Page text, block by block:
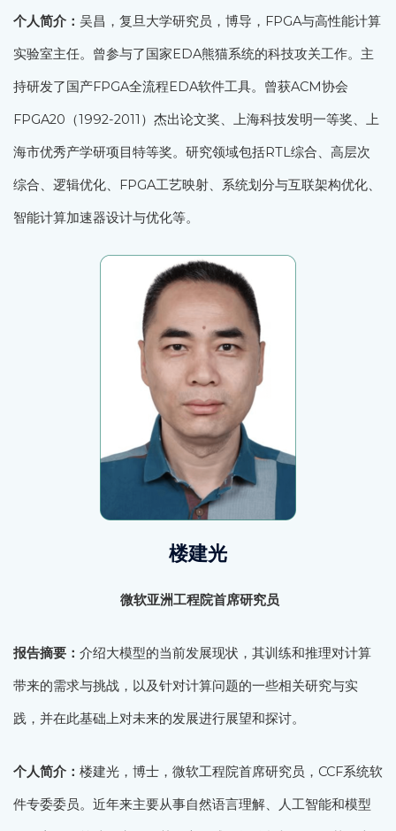
个人简介： 吴昌，复旦大学研究员，博导，FPGA与高性能计算
实验室主任。曾参与了国家EDA熊猫系统的科技攻关工作。主
持研发了国产FPGA全流程EDA软件工具。曾获ACM协会
FPGA20（1992-2011）杰出论文奖、上海科技发明一等奖、上
海市优秀产学研项目特等奖。研究领域包括RTL综合、高层次
综合、逻辑优化、FPGA工艺映射、系统划分与互联架构优化、
智能计算加速器设计与优化等。
楼建光
微软亚洲工程院首席研究员
报告摘要： 介绍大模型的当前发展现状，其训练和推理对计算
带来的需求与挑战，以及针对计算问题的一些相关研究与实
践，并在此基础上对未来的发展进行展望和探讨。
个人简介： 楼建光，博士，微软工程院首席研究员，CCF系统软
件专委委员。近年来主要从事自然语言理解、人工智能和模型